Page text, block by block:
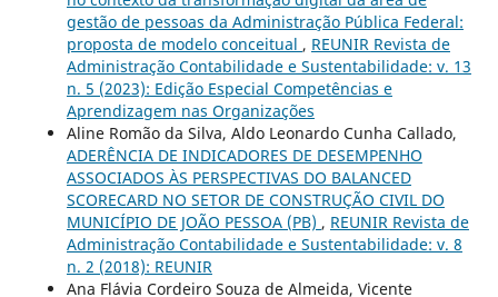
gestão de pessoas da Administração Pública Federal:
proposta de modelo conceitual , REUNIR Revista de
Administração Contabilidade e Sustentabilidade: v. 13
n. 5 (2023): Edição Especial Competências e
Aprendizagem nas Organizações
Aline Romão da Silva, Aldo Leonardo Cunha Callado,
ADERÊNCIA DE INDICADORES DE DESEMPENHO
ASSOCIADOS ÀS PERSPECTIVAS DO BALANCED
SCORECARD NO SETOR DE CONSTRUÇÃO CIVIL DO
MUNICÍPIO DE JOÃO PESSOA (PB) , REUNIR Revista de
Administração Contabilidade e Sustentabilidade: v. 8
n. 2 (2018): REUNIR
Ana Flávia Cordeiro Souza de Almeida, Vicente